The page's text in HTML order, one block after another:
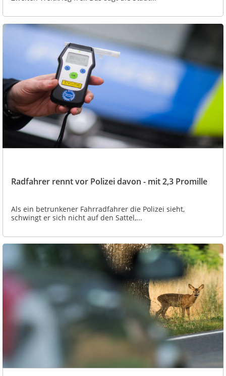
Radfahrer rennt vor Polizei davon - mit 2,3 Promille
Als ein betrunkener Fahrradfahrer die Polizei sieht,
schwingt er sich nicht auf den Sattel,...